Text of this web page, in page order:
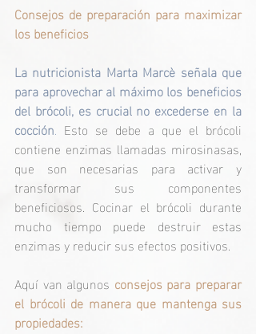
Consejos de preparación para maximizar
los beneficios
La nutricionista Marta Marcè señala que
para aprovechar al máximo los beneficios
del brócoli, es crucial no excederse en la
cocción. Esto se debe a que el brócoli
contiene enzimas llamadas mirosinasas,
que son necesarias para activar y
transformar sus componentes
beneficiosos. Cocinar el brócoli durante
mucho tiempo puede destruir estas
enzimas y reducir sus efectos positivos.
Aquí van algunos consejos para preparar
el brócoli de manera que mantenga sus
propiedades: